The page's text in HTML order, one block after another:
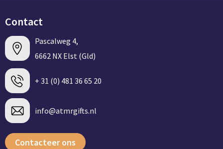
Contact
Pascalweg 4,
6662 NX Elst (Gld)
+ 31 (0) 481 36 65 20
info@atmrgifts.nl
Contacteer ons